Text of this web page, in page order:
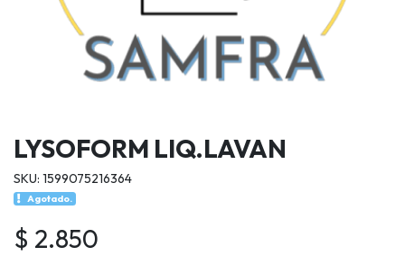
LYSOFORM LIQ.LAVAN
SKU: 1599075216364
Agotado.
$ 2.850